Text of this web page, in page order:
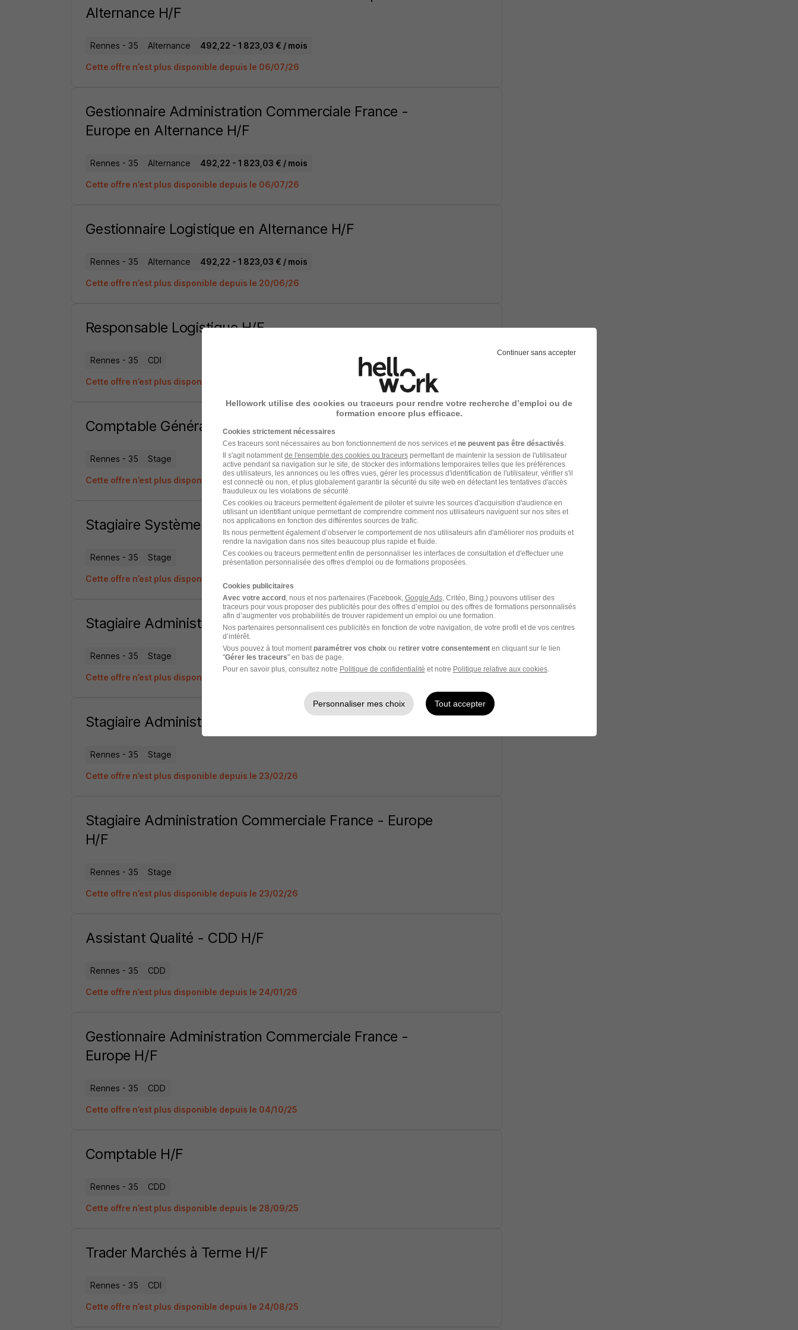
Alternance H/F
Rennes - 35 Alternance 492,22 - 1 823,03 € / mois
Cette offre n’est plus disponible depuis le 06/07/26
Gestionnaire Administration Commerciale France -
Europe en Alternance H/F
Rennes - 35 Alternance 492,22 - 1 823,03 € / mois
Cette offre n’est plus disponible depuis le 06/07/26
Gestionnaire Logistique en Alternance H/F
Rennes - 35 Alternance 492,22 - 1 823,03 € / mois
Cette offre n’est plus disponible depuis le 20/06/26
Responsable Logistique H/F
Rennes - 35 CDI
Cette offre n’est plus disponible depuis le 03/06/26
Comptable Général en Stage H/F
Rennes - 35 Stage
Cette offre n’est plus disponible depuis le 26/03/26
Stagiaire Systèmes d'Information H/F
Rennes - 35 Stage
Cette offre n’est plus disponible depuis le 20/03/26
Stagiaire Administration Commerciale Europe H/F
Rennes - 35 Stage
Cette offre n’est plus disponible depuis le 19/03/26
Stagiaire Administration Commerciale Export H/F
Rennes - 35 Stage
Cette offre n’est plus disponible depuis le 23/02/26
Stagiaire Administration Commerciale France - Europe
H/F
Rennes - 35 Stage
Cette offre n’est plus disponible depuis le 23/02/26
Assistant Qualité - CDD H/F
Rennes - 35 CDD
Cette offre n’est plus disponible depuis le 24/01/26
Gestionnaire Administration Commerciale France -
Europe H/F
Rennes - 35 CDD
Cette offre n’est plus disponible depuis le 04/10/25
Comptable H/F
Rennes - 35 CDD
Cette offre n’est plus disponible depuis le 28/09/25
Trader Marchés à Terme H/F
Rennes - 35 CDI
Cette offre n’est plus disponible depuis le 24/08/25
Continuer sans accepter
Hellowork utilise des cookies ou traceurs pour rendre votre recherche d’emploi ou de
formation encore plus efficace.
Cookies strictement nécessaires
Ces traceurs sont nécessaires au bon fonctionnement de nos services et ne peuvent pas être désactivés
Il s'agit notamment de l'ensemble des cookies ou traceurspermettant de maintenir la session de l'utilisateur
active pendant sa navigation sur le site, de stocker des informations temporaires telles que les préférences
des utilisateurs, les annonces ou les offres vues, gérer les processus d'identification de l'utilisateur, vérifier s'il
est connecté ou non, et plus globalement garantir la sécurité du site web en détectant les tentatives d'accès
frauduleux ou les violations de sécurité.
Ces cookies ou traceurs permettent également de piloter et suivre les sources d'acquisition d'audience en
utilisant un identifiant unique permettant de comprendre comment nos utilisateurs naviguent sur nos sites et
nos applications en fonction des différentes sources de trafic.
Ils nous permettent également d’observer le comportement de nos utilisateurs afin d'améliorer nos produits et
rendre la navigation dans nos sites beaucoup plus rapide et fluide.
Ces cookies ou traceurs permettent enfin de personnaliser les interfaces de consultation et d'effectuer une
présentation personnalisée des offres d'emploi ou de formations proposées.
Cookies publicitaires
Avec votre accord, nous et nos partenaires (Facebook, Google Ads, Critéo, Bing,) pouvons utiliser des
traceurs pour vous proposer des publicités pour des offres d’emploi ou des offres de formations personnalisés
afin d’augmenter vos probabilités de trouver rapidement un emploi ou une formation.
Nos partenaires personnalisent ces publicités en fonction de votre navigation, de votre profil et de vos centres
d’intérêt.
Vous pouvez à tout moment paramétrer vos choix ou retirer votre consentementen cliquant sur le lien
"Gérer les traceurs" en bas de page.
Pour en savoir plus, consultez notre Politique de confidentialité et notre Politique relative aux cookies.
Personnaliser mes choix Tout accepter